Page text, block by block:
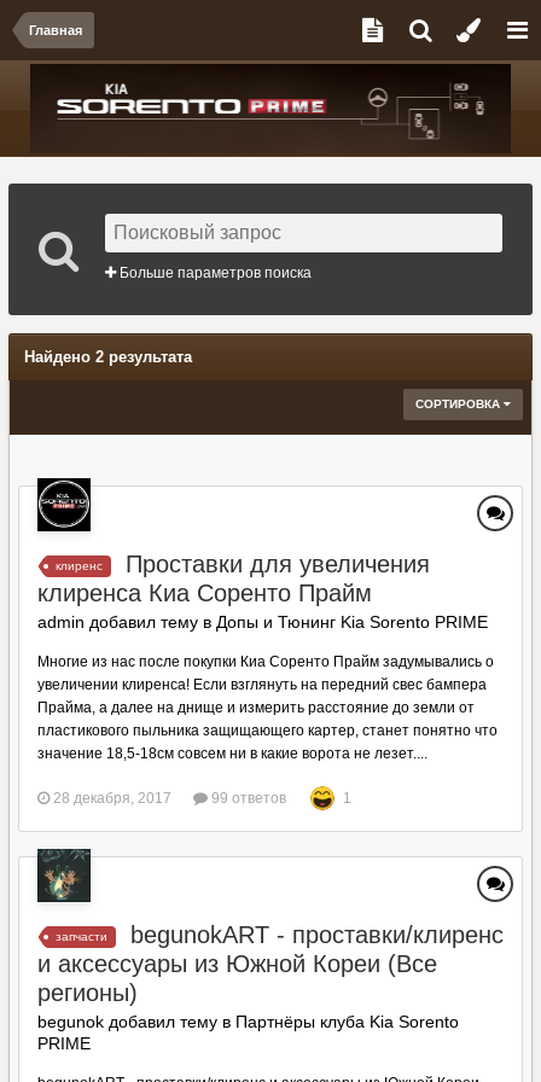
Главная
Больше параметров поиска
Найдено 2 результата
СОРТИРОВКА
клиренс
Проставки для увеличения
клиренса Киа Соренто Прайм
admin добавил тему в Допы и Тюнинг Kia Sorento PRIME
Многие из нас после покупки Киа Соренто Прайм задумывались о
увеличении клиренса! Если взглянуть на передний свес бампера
Прайма, а далее на днище и измерить расстояние до земли от
пластикового пыльника защищающего картер, станет понятно что
значение 18,5-18см совсем ни в какие ворота не лезет....
28 декабря, 2017 99 ответов 1
запчасти
begunokART - проставки/клиренс
и аксессуары из Южной Кореи (Все
регионы)
begunok добавил тему в Партнёры клуба Kia Sorento
PRIME